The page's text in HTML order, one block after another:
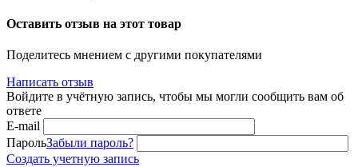
Оставить отзыв на этот товар
Поделитесь мнением с другими покупателями
Написать отзыв
Войдите в учётную запись, чтобы мы могли сообщить вам об
ответе
E-mail
ПарольЗабыли пароль?
Создать учетную запись